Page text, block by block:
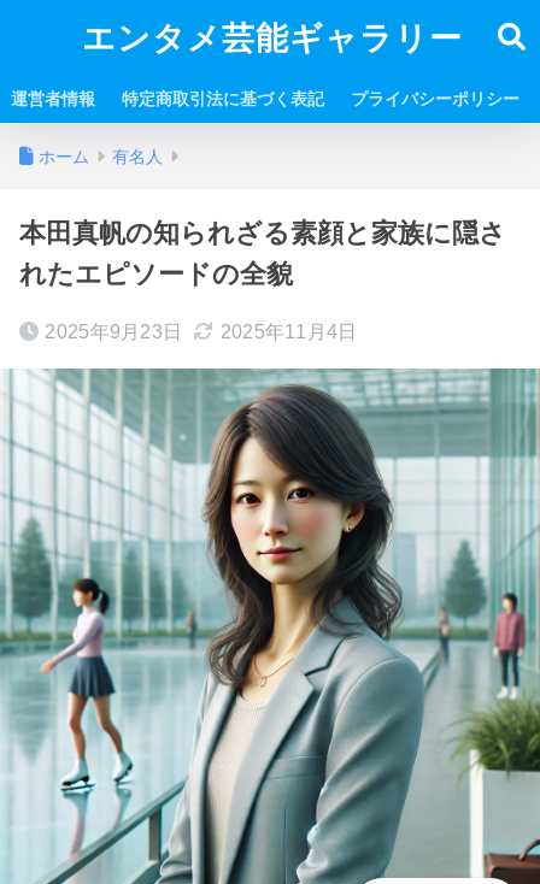
エンタメ芸能ギャラリー
運営者情報 特定商取引法に基づく表記 プライバシーポリシー
ホーム 有名人
本田真帆の知られざる素顔と家族に隠さ
れたエピソードの全貌
2025年9月23日 2025年11月4日